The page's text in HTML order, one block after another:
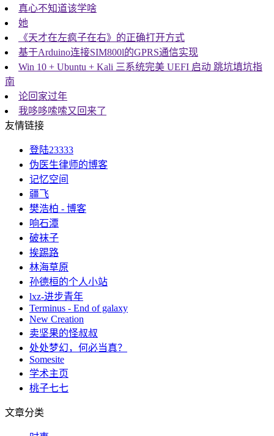
真心不知道该学啥
她
《天才在左疯子在右》的正确打开方式
基于Arduino连接SIM800l的GPRS通信实现
Win 10 + Ubuntu + Kali 三系统完美 UEFI 启动 跳坑填坑指
南
论回家过年
我哆哆嗦嗦又回来了
友情链接
登陆23333
伪医生律师的博客
记忆空间
疆飞
樊浩柏 - 博客
响石潭
破袜子
挨踢路
林海草原
孙德桓的个人小站
lxz-进步青年
Terminus - End of galaxy
New Creation
卖坚果的怪叔叔
处处梦幻，何必当真？
Somesite
学术主页
桃子七七
文章分类